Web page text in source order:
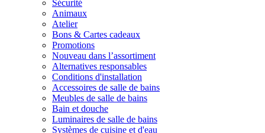
Sécurité
Animaux
Atelier
Bons & Cartes cadeaux
Promotions
Nouveau dans l’assortiment
Alternatives responsables
Conditions d'installation
Accessoires de salle de bains
Meubles de salle de bains
Bain et douche
Luminaires de salle de bains
Systèmes de cuisine et d'eau